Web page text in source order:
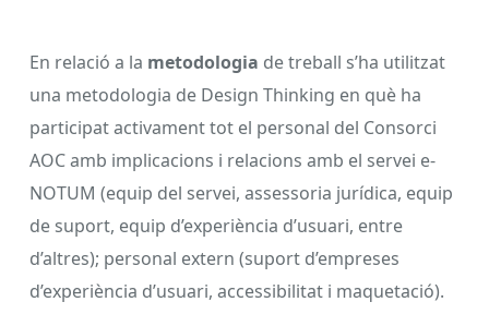
En relació a la metodologia de treball s’ha utilitzat
una metodologia de Design Thinking en què ha
participat activament tot el personal del Consorci
AOC amb implicacions i relacions amb el servei e-
NOTUM (equip del servei, assessoria jurídica, equip
de suport, equip d’experiència d’usuari, entre
d’altres); personal extern (suport d’empreses
d’experiència d’usuari, accessibilitat i maquetació).